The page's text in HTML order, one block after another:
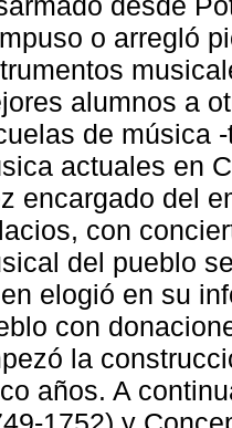
o arregló
alumnos a
de música
actuales en
encargado del
con
del pueblo
elogió en su
con
la
años. A